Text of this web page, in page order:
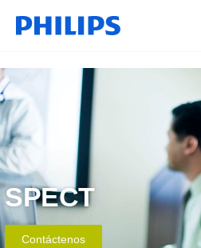
SPECT
Contáctenos